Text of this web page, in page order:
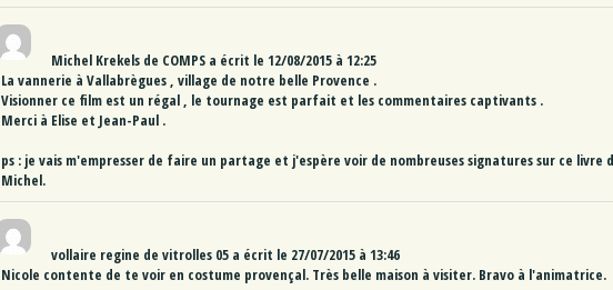
Michel Krekels de COMPS a écrit le 12/08/2015 à 12:25
La vannerie à Vallabrègues , village de notre belle Provence .
Visionner ce film est un régal , le tournage est parfait et les commentaires captivants .
Merci à Elise et Jean-Paul .
ps : je vais m'empresser de faire un partage et j'espère voir de nombreuses signatures sur ce livre
Michel.
vollaire regine de vitrolles 05 a écrit le 27/07/2015 à 13:46
Nicole contente de te voir en costume provençal. Très belle maison à visiter. Bravo à l'animatrice.